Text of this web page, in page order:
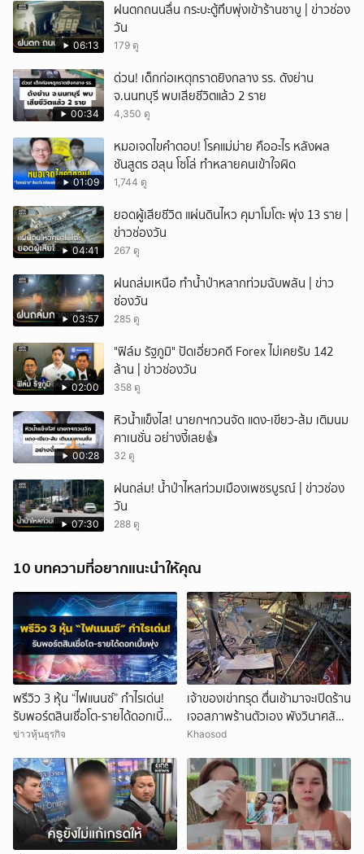
06:13
ฝนตกถนนลื่น กระบะตู้ทึบพุ่งเข้าร้านชาบู | ข่าวช่อง
วัน
179 ดู
00:34
ด่วน! เด็กก่อเหตุกราดยิงกลาง รร. ดังย่าน
จ.นนทบุรี พบเสียชีวิตแล้ว 2 ราย
4,350 ดู
01:09
หมอเจดไขคำตอบ! โรคแม่ม่าย คืออะไร หลังผล
ชันสูตร ฮลุน โซโล่ ทำหลายคนเข้าใจผิด
1,744 ดู
04:41
ยอดผู้เสียชีวิต แผ่นดินไหว คุมาโมโตะ พุ่ง 13 ราย |
ข่าวช่องวัน
267 ดู
03:57
ฝนถล่มเหนือ ทำน้ำป่าหลากท่วมฉับพลัน | ข่าว
ช่องวัน
285 ดู
02:00
"ฟิล์ม รัฐภูมิ" ปัดเอี่ยวคดี Forex ไม่เคยรับ 142
ล้าน | ข่าวช่องวัน
358 ดู
00:28
หิวน้ำแข็งไส! นายกฯกวนจัด แดง-เขียว-ส้ม เติมนม
คาเนชั่น อย่างงี้เลย👍
32 ดู
07:30
ฝนถล่ม! น้ำป่าไหลท่วมเมืองเพชรบูรณ์ | ข่าวช่อง
วัน
288 ดู
10 บทความที่อยากแนะนำให้คุณ
พรีวิว 3 หุ้น “ไฟแนนซ์” กำไรเด่น!
รับพอร์ตสินเชื่อโต-รายได้ดอกเบี้ย
พุ่ง
ข่าวหุ้นธุรกิจ
เจ้าของเข่าทรุด ตื่นเช้ามาจะเปิดร้าน
เจอสภาพร้านตัวเอง พังวินาศสัน
ตะโร เสียหายนับล้าน
Khaosod